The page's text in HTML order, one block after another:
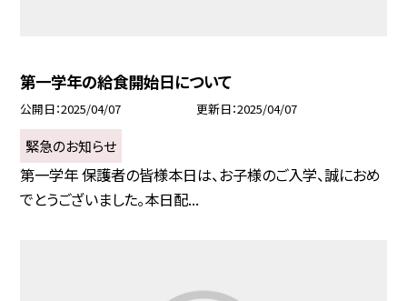
第一学年の給食開始日について
公開日 2025/04/07 更新日 2025/04/07
緊急のお知らせ
第一学年 保護者の皆様本日は、お子様のご入学、誠におめ
でとうございました。本日配...